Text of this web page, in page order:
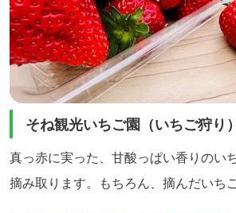
そね観光いちご園（いちご狩り）
真っ赤に実った、甘酸っぱい香りのい
摘み取ります。もちろん、摘んだいち